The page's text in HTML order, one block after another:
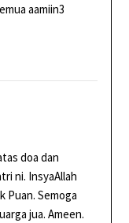
aamiin3
doa dan
ni. InsyaAllah
Puan. Semoga
jua. Ameen.